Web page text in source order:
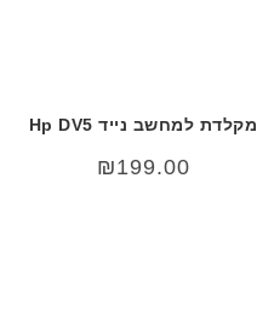
מקלדת למחשב נייד Hp DV5
₪199.00